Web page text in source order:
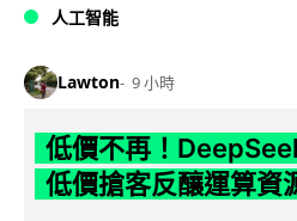
人工智能
Lawton 9 小時
低價不再！
低價搶客反釀運算資